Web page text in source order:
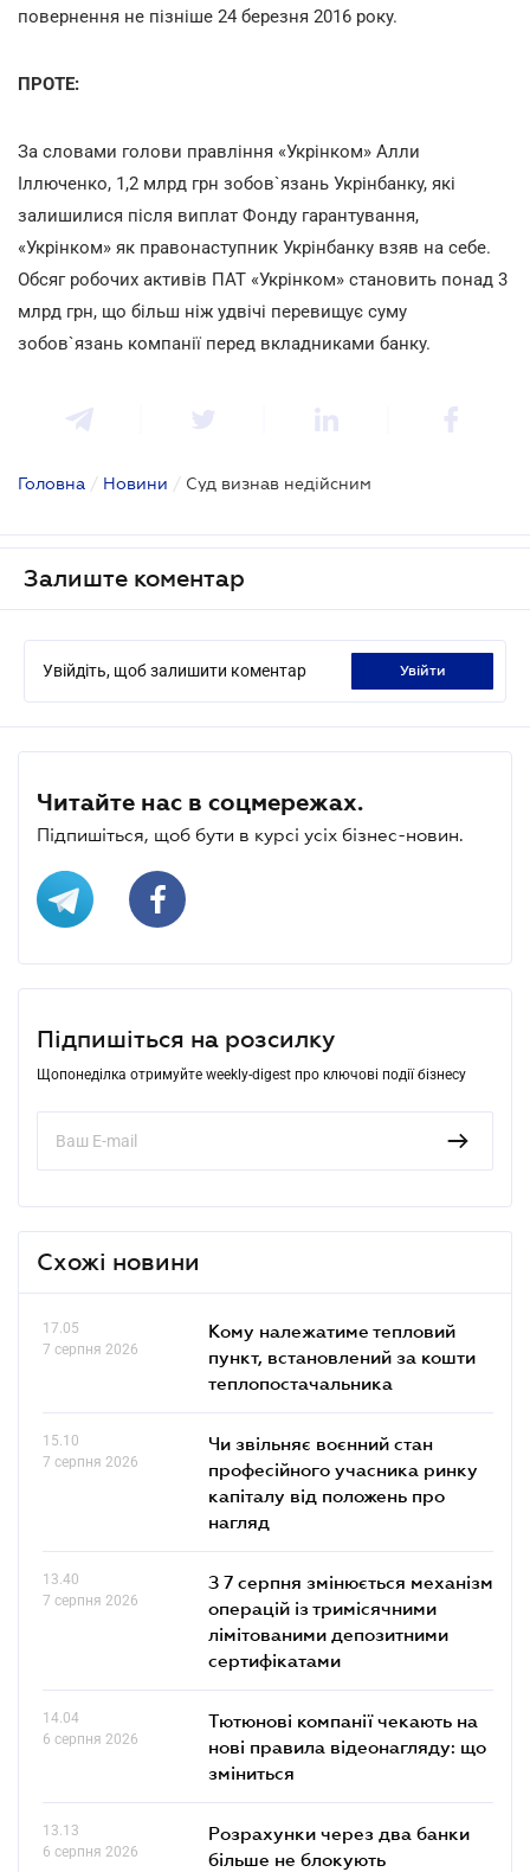
повернення не пізніше 24 березня 2016 року.
ПРОТЕ:
За словами голови правління «Укрінком» Алли
Іллюченко, 1,2 млрд грн зобов`язань Укрінбанку, які
залишилися після виплат Фонду гарантування,
«Укрінком» як правонаступник Укрінбанку взяв на себе.
Обсяг робочих активів ПАТ «Укрінком» становить понад 3
млрд грн, що більш ніж удвічі перевищує суму
зобов`язань компанії перед вкладниками банку.
Головна / Новини / Суд визнав недійсним
Залиште коментар
Увійдіть, щоб залишити коментар увійти
Читайте нас в соцмережах.
Підпишіться, щоб бути в курсі усіх бізнес-новин.
Підпишіться на розсилку
Щопонеділка отримуйте weekly-digest про ключові події бізнесу
Схожі новини
17.05
7 серпня 2026
Кому належатиме тепловий
пункт, встановлений за кошти
теплопостачальника
15.10
7 серпня 2026
Чи звільняє воєнний стан
професійного учасника ринку
капіталу від положень про
нагляд
13.40
7 серпня 2026
З 7 серпня змінюється механізм
операцій із тримісячними
лімітованими депозитними
сертифікатами
14.04
6 серпня 2026
Тютюнові компанії чекають на
нові правила відеонагляду: що
зміниться
13.13
6 серпня 2026
Розрахунки через два банки
більше не блокують